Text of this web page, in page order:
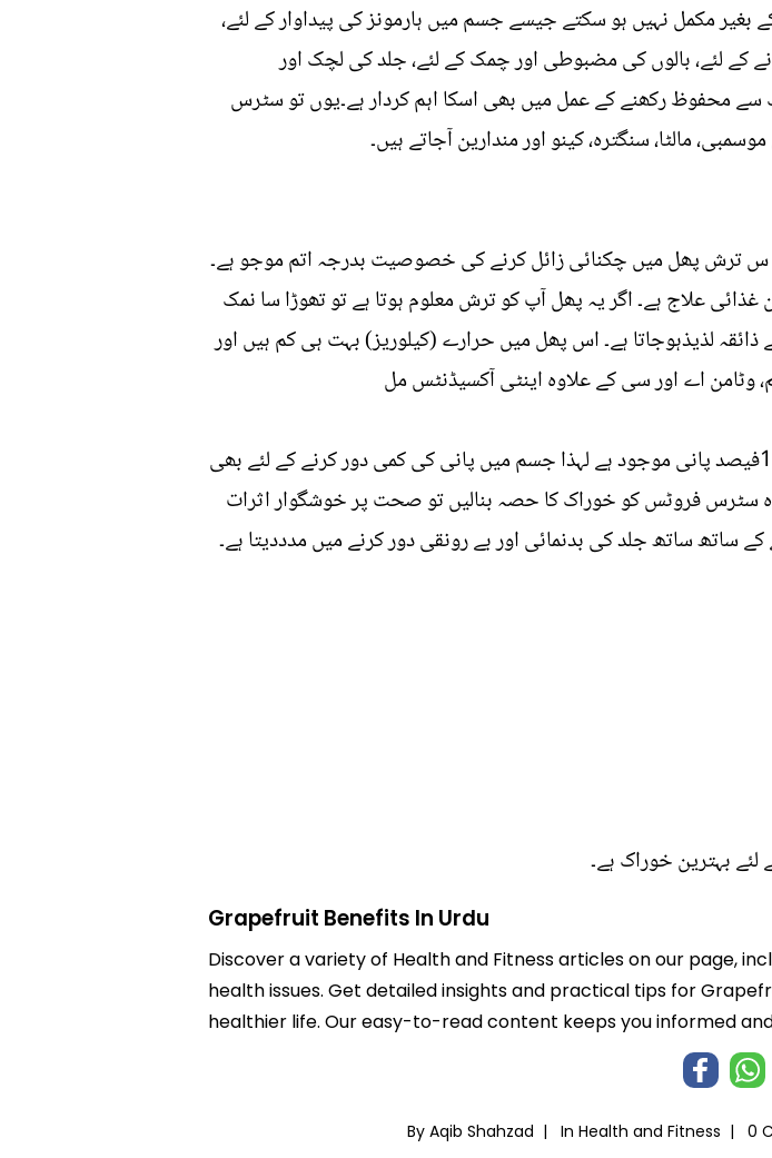
مکمل نہیں ہو سکتے جیسے جسم میں ہارمونز کی پیداوار کے لئے،
لئے، بالوں کی مضبوطی اور چمک کے لئے، جلد کی لچک اور
محفوظ رکھنے کے عمل میں بھی اسکا اہم کردار ہے۔یوں تو سٹرس
مالٹا، سنگترہ، کینو اور مندارین آجاتے ہیں۔
ا س ترش پھل میں چکنائی زائل کرنے کی خصوصیت بدرجہ اتم موجو ہے۔
علاج ہے۔ اگر یہ پھل آپ کو ترش معلوم ہوتا ہے تو تھوڑا سا نمک
لذیذہوجاتا ہے۔ اس پھل میں حرارے (کیلوریز) بہت ہی کم ہیں اور
وٹامن اے اور سی کے علاوہ اینٹی آکسیڈنٹس مل
یہ اینٹی کینسر اور دمے کی تکلیف دور کرنے والا پھل ہے۔ اس میں 19فیصد پانی موجود ہے لہذا جسم میں پانی کی کمی دور کرنے کے لئے بھی
سٹرس فروٹس کو خوراک کا حصہ بنالیں تو صحت پر خوشگوار اثرات
ساتھ جلد کی بدنمائی اور بے رونقی دور کرنے میں مدددیتا ہے۔
بہترین خوراک ہے۔
Grapefruit Benefits In Urdu
Discover a variety of Health and Fitness articles on our page,
health issues. Get detailed insights and practical tips for
healthier life. Our easy-to-read content keeps you informed
By Aqib Shahzad | In Health and Fitness | 0